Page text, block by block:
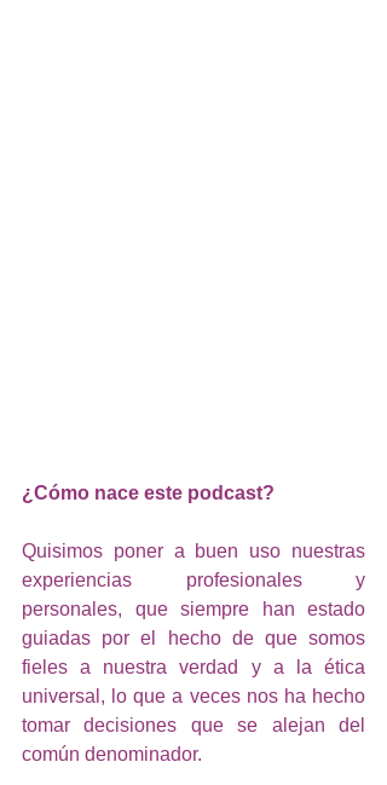
¿Cómo nace este podcast?
Quisimos poner a buen uso nuestras
experiencias profesionales y
personales, que siempre han estado
guiadas por el hecho de que somos
fieles a nuestra verdad y a la ética
universal, lo que a veces nos ha hecho
tomar decisiones que se alejan del
común denominador.